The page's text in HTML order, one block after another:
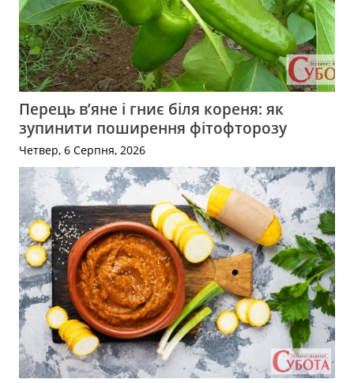
Перець в’яне і гниє біля кореня: як
зупинити поширення фітофторозу
Четвер, 6 Серпня, 2026